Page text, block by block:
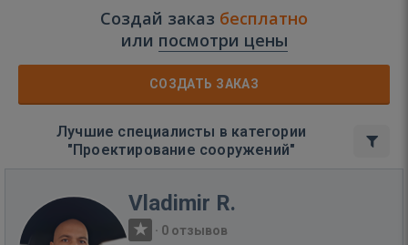
Создай заказ бесплатно
или посмотри цены
СОЗДАТЬ ЗАКАЗ
Лучшие специалисты в категории
"Проектирование сооружений"
Vladimir R.
· 0 отзывов